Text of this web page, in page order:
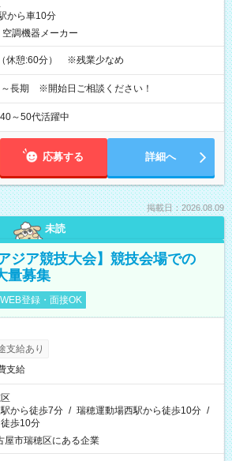
から車10分
調機器メーカー
休憩:60分） ※残業少なめ
～長期 ※開始日ご相談ください！
40～50代活躍中
応募する 詳細へ
掲載日：2026.08.09
未読
ジア競技大会】競技会場での
量募集
WEB登録・面接OK
支給あり
支給
から徒歩7分 / 瑞穂運動場西駅から徒歩10分 /
歩10分
屋市瑞穂区にある企業